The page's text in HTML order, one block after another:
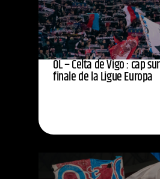
OL – Celta de Vigo : cap
finale de la Ligue Europa